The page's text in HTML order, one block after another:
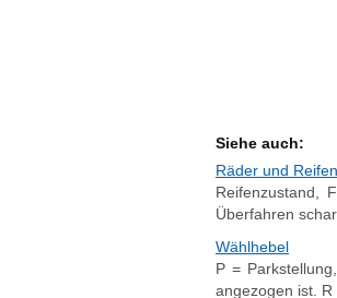
Siehe auch:
Räder und Reifen
Reifenzustand,
Überfahren
Wählhebel
P =
angezogen ist. R